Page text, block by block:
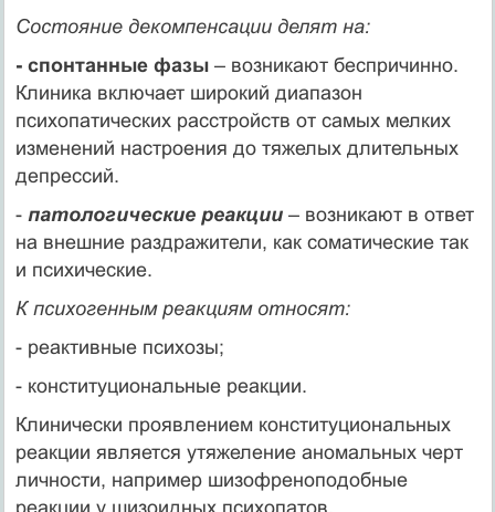
Состояние декомпенсации делят на:
- спонтанные фазы– возникают беспричинно.
Клиника включает широкий диапазон
психопатических расстройств от самых мелких
изменений настроения до тяжелых длительных
депрессий.
- патологические реакции– возникают в ответ
на внешние раздражители, как соматические так
и психические.
К психогенным реакциям относят:
- реактивные психозы;
- конституциональные реакции.
Клинически проявлением конституциональных
реакции является утяжеление аномальных черт
личности, например шизофреноподобные
реакции у шизоидных психопатов.